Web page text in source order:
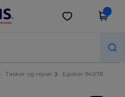
Hent app
Tasker og rejser Egotier 94078